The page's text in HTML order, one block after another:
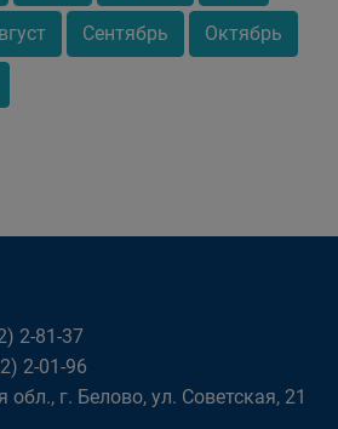
Сентябрь Октябрь
2-81-37
2-01-96
г. Белово, ул. Советская, 21